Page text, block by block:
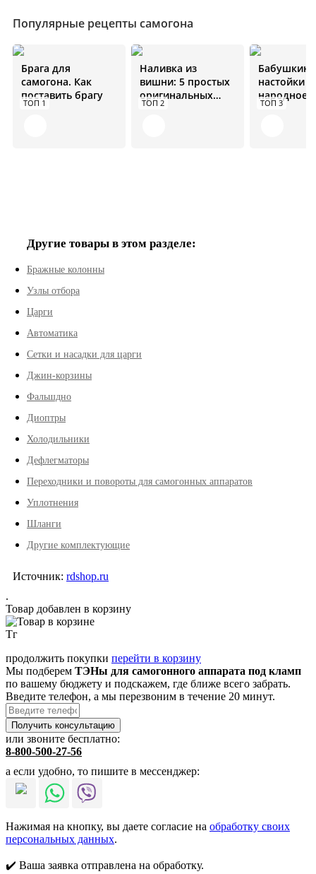
Популярные рецепты самогона
ТОП 1
Брага для
самогона. Как
поставить брагу
ТОП 2
Наливка из
вишни: 5 простых
оригинальных
рецептов
ТОП 3
Бабушкин
настойки
народное
средство
Другие товары в этом разделе:
Бражные колонны
Узлы отбора
Царги
Автоматика
Сетки и насадки для царги
Джин-корзины
Фальшдно
Диоптры
Холодильники
Дефлегматоры
Переходники и повороты для самогонных аппаратов
Уплотнения
Шланги
Другие комплектующие
Источник: rdshop.ru
.
Товар добавлен в корзину
Тг
продолжить покупки перейти в корзину
Мы подберем ТЭНы для самогонного аппарата под кламп
по вашему бюджету и подскажем, где ближе всего забрать.
Введите телефон, а мы перезвоним в течение 20 минут.
или звоните бесплатно:
8-800-500-27-56
а если удобно, то пишите в мессенджер:
Нажимая на кнопку, вы даете согласие на обработку своих
персональных данных.
✔️ Ваша заявка отправлена на обработку.